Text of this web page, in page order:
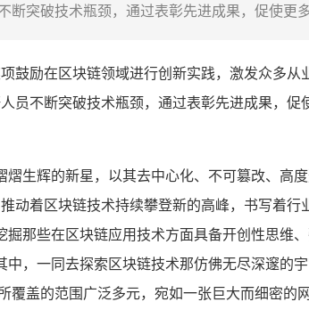
突破技术瓶颈，通过表彰先进成果，促使更
鼓励在区块链领域进行创新实践，激发众多从
不断突破技术瓶颈，通过表彰先进成果，
生辉的新星，以其去中心化、不可篡改、高
着区块链技术持续攀登新的高峰，书写着行
那些在区块链应用技术方面具备开创性思维
，一同去探索区块链技术那仿佛无尽深邃的
盖的范围广泛多元，宛如一张巨大而细密的